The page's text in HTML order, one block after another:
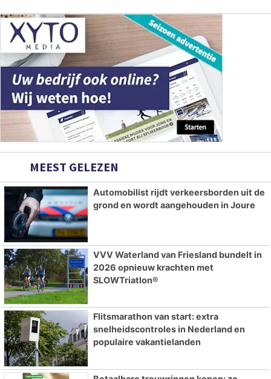
MEEST GELEZEN
Automobilist rijdt verkeersborden uit de
grond en wordt aangehouden in Joure
VVV Waterland van Friesland bundelt in
2026 opnieuw krachten met
SLOWTriatlon®
Flitsmarathon van start: extra
snelheidscontroles in Nederland en
populaire vakantielanden